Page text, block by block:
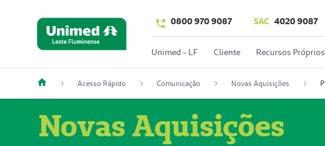
0800 970 9087 SAC 4020 9087
Unimed - LF Cliente Recursos Próprios
Acesso Rápido Comunicação Novas Aquisições
Novas Aquisições